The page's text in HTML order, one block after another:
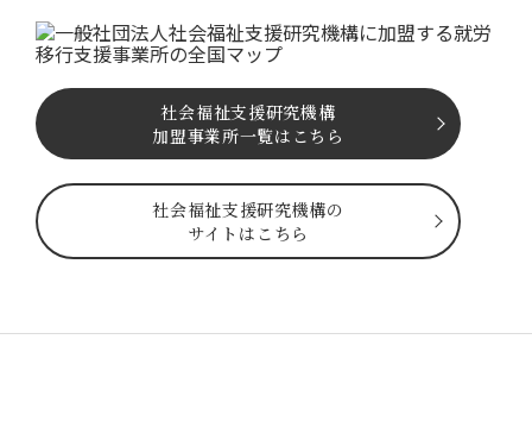
社会福祉⽀援研究機構
加盟事業所一覧はこちら
社会福祉⽀援研究機構の
サイトはこちら